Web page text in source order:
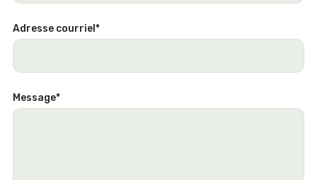
Adresse courriel *
Message*